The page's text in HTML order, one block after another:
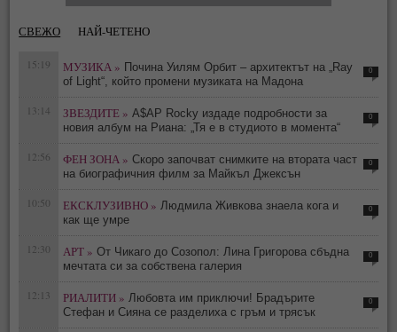
СВЕЖО НАЙ-ЧЕТЕНО
15:19 МУЗИКА » Почина Уилям Орбит – архитектът на „Ray
of Light“, който промени музиката на Мадона
0
13:14 ЗВЕЗДИТЕ » A$AP Rocky издаде подробности за
новия албум на Риана: „Тя е в студиото в момента“
0
12:56 ФЕН ЗОНА » Скоро започват снимките на втората част
на биографичния филм за Майкъл Джексън
0
10:50 ЕКСКЛУЗИВНО » Людмила Живкова знаела кога и
как ще умре
0
12:30 АРТ » От Чикаго до Созопол: Лина Григорова сбъдна
мечтата си за собствена галерия
0
12:13 РИАЛИТИ » Любовта им приключи! Брадърите
Стефан и Сияна се разделиха с гръм и трясък
0